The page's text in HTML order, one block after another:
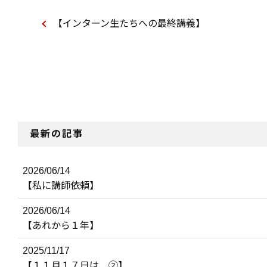
【インターン生たちへの最終講義】
最新の記事
2026/06/14
【私に講師依頼】
2026/06/14
【あれから１年】
2025/11/17